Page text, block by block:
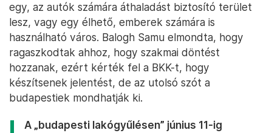
egy, az autók számára áthaladást biztosító terület
lesz, vagy egy élhető, emberek számára is
használható város. Balogh Samu elmondta, hogy
ragaszkodtak ahhoz, hogy szakmai döntést
hozzanak, ezért kérték fel a BKK-t, hogy
készítsenek jelentést, de az utolsó szót a
budapestiek mondhatják ki.
A „budapesti lakógyűlésen” június 11-ig